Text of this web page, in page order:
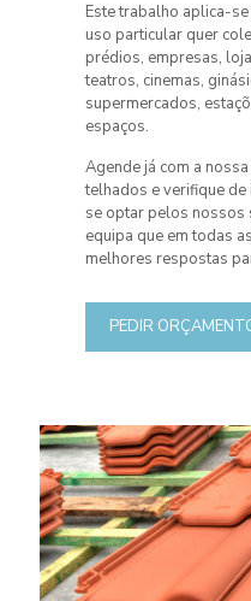
Este trabalho aplica-
uso particular quer
prédios, empresas,
teatros, cinemas,
supermercados,
espaços.
Agende já com a
telhados e verifique
se optar pelos nossos
equipa que em todas
melhores respostas
PEDIR